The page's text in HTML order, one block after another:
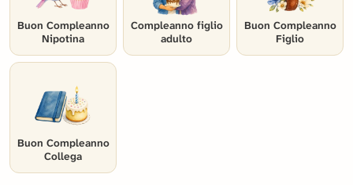
Buon Compleanno
Nipotina
Compleanno figlio
adulto
Buon Compleanno
Figlio
Buon Compleanno
Collega